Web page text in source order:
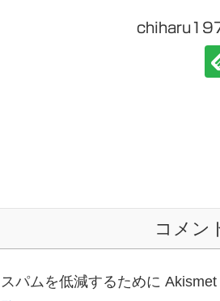
コメン
パムを低減するために Akismet